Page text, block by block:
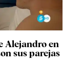
Alejandro en
sus parejas